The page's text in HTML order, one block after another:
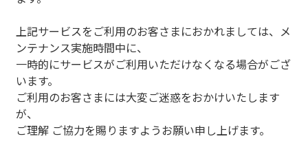
上記サービスをご利用のお客さまにおかれましては、メ
ンテナンス実施時間中に、
一時的にサービスがご利用いただけなくなる場合がござ
います。
ご利用のお客さまには大変ご迷惑をおかけいたします
が、
ご理解 ご協力を賜りますようお願い申し上げます。